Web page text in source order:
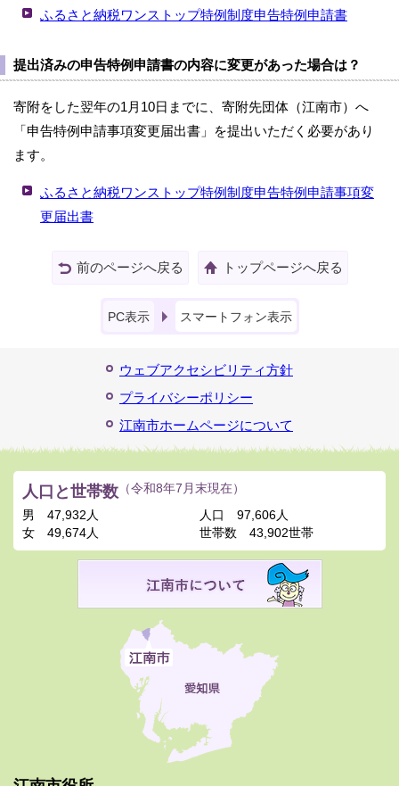
ふるさと納税ワンストップ特例制度申告特例申請書
提出済みの申告特例申請書の内容に変更があった場合は？
寄附をした翌年の1月10日までに、寄附先団体（江南市）へ
「申告特例申請事項変更届出書」を提出いただく必要があり
ます。
ふるさと納税ワンストップ特例制度申告特例申請事項変
更届出書
前のページへ戻る トップページへ戻る
PC表示 スマートフォン表示
ウェブアクセシビリティ方針
プライバシーポリシー
江南市ホームページについて
人口と世帯数 （令和8年7月末現在）
男
47,932人
女
49,674人
人口
97,606人
世帯数
43,902世帯